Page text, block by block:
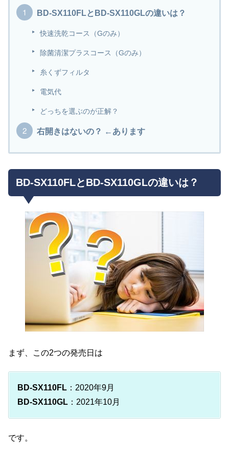
BD-SX110FLとBD-SX110GLの違いは？
快速洗乾コース（Gのみ）
除菌清潔プラスコース（Gのみ）
糸くずフィルタ
電気代
どっちを選ぶのが正解？
右開きはないの？ ←あります
BD-SX110FLとBD-SX110GLの違いは？
まず、この2つの発売日は
BD-SX110FL ：2020年9月
BD-SX110GL ：2021年10月
です。